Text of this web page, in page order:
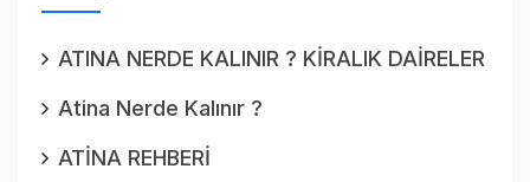
ATINA NERDE KALINIR ? KİRALIK DAİRELER
Atina Nerde Kalınır ?
ATİNA REHBERİ